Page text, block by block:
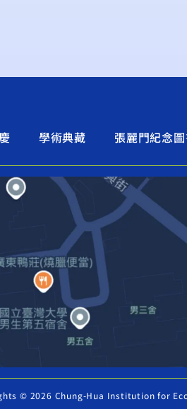
學術典藏 張麗門紀念
© 2026 Chung-Hua Institution for